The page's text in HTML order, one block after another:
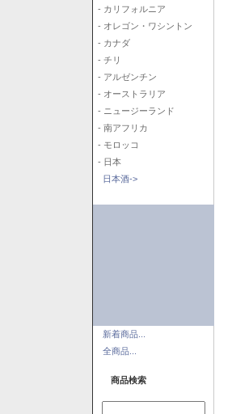
- カリフォルニア
- オレゴン・ワシントン
- カナダ
- チリ
- アルゼンチン
- オーストラリア
- ニュージーランド
- 南アフリカ
- モロッコ
- 日本
日本酒->
新着商品...
全商品...
商品検索